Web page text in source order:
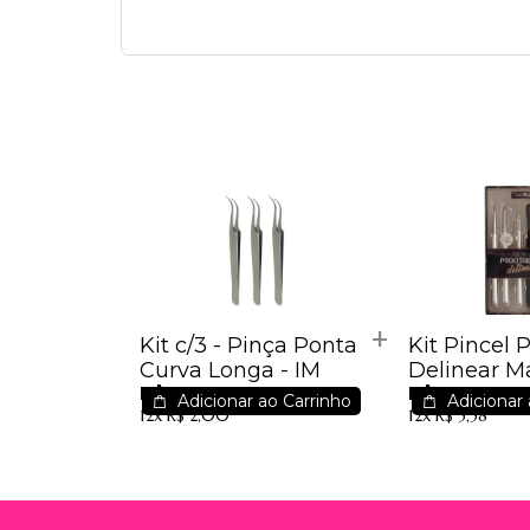
Kit c/3 - Pinça Ponta
Curva Longa - IM
R$ 17,70
12xR$ 2,00
Adicionar ao Carrinho
Kit Pincel
Delinear
WB700
R$ 49,44
12xR$ 5,58
Adicionar